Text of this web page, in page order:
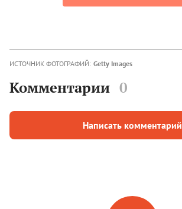
ИСТОЧНИК ФОТОГРАФИЙ: Getty Images
Комментарии 0
Написать комментарий